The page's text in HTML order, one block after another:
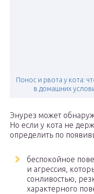
Понос и рвота у кота:
в домашних
Энурез может
Но если у кота не
определить по
беспокойное
и агрессия,
сонливостью,
характерного